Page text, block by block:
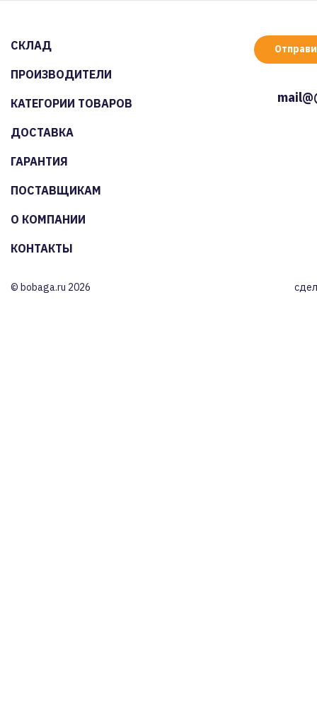
СКЛАД
ПРОИЗВОДИТЕЛИ
КАТЕГОРИИ ТОВАРОВ
ДОСТАВКА
ГАРАНТИЯ
ПОСТАВЩИКАМ
О КОМПАНИИ
КОНТАКТЫ
© bobaga.ru 2026